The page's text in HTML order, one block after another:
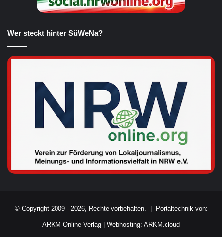
Wer steckt hinter SüWeNa?
© Copyright 2009 - 2026, Rechte vorbehalten. | Portaltechnik von:
ARKM Online Verlag Webhosting: ARKM.cloud